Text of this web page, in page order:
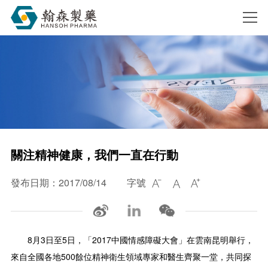
關注精神健康，我們一直在行動
發布日期：2017/08/14 字號   
8月3日至5日，「2017中國情感障礙大會」在雲南昆明舉行，
來自全國各地500餘位精神衛生領域專家和醫生齊聚一堂，共同探